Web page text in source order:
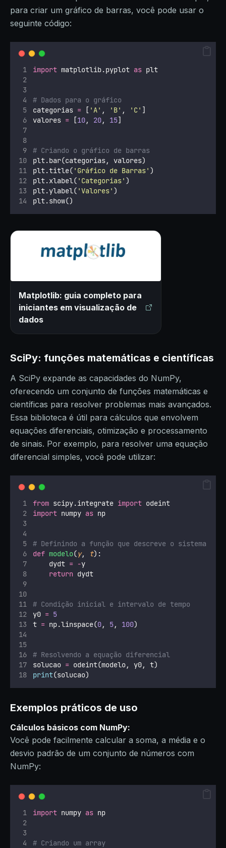
para criar um gráfico de barras, você pode usar o
seguinte código:
import matplotlib.pyplot as plt
# Dados para o gráfico
categorias = [ 'A' , ' B' , ' C' ]
valores = [10, 20, 15]
# Criando o gráfico de barras
plt.bar(categorias, valores)
plt.title( ' Gráfico de Barras' )
plt.xlabel( ' Categorias' )
plt.ylabel( 'Valores' )
plt.show()
Matplotlib: guia completo para
iniciantes em visualização de
dados
SciPy: funções matemáticas e científicas
A SciPy expande as capacidades do NumPy,
oferecendo um conjunto de funções matemáticas e
científicas para resolver problemas mais avançados.
Essa biblioteca é útil para cálculos que envolvem
equações diferenciais, otimização e processamento
de sinais. Por exemplo, para resolver uma equação
diferencial simples, você pode utilizar:
from scipy.integrate import odeint
import numpy as np
# Definindo a função que descreve o sistema
def modelo(y, t):
    dydt
= -y
return dydt
# Condição inicial e intervalo de tempo
y0 = 5
t = np.linspace(0, 5, 100)
# Resolvendo a equação diferencial
solucao = odeint(modelo, y0, t)
print(solucao)
Exemplos práticos de uso
Cálculos básicos com NumPy:
Você pode facilmente calcular a soma, a média e o
desvio padrão de um conjunto de números com
NumPy:
import numpy as np
# Criando um array